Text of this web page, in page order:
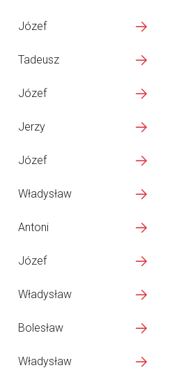
Józef
Tadeusz
Józef
Jerzy
Józef
Władysław
Antoni
Józef
Władysław
Bolesław
Władysław